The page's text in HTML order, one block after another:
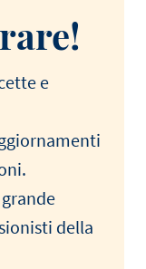
e
della